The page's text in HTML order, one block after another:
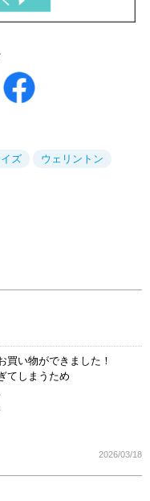
ズ ウェリントン
買い物ができました！
てしまうため
2026/03/18